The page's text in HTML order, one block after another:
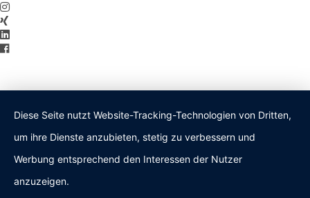
Diese Seite nutzt Website-Tracking-Technologien von Dritten,
um ihre Dienste anzubieten, stetig zu verbessern und
Werbung entsprechend den Interessen der Nutzer
anzuzeigen.